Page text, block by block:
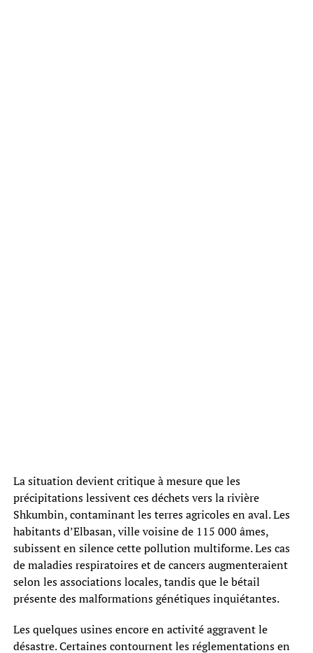
La situation devient critique à mesure que les
précipitations lessivent ces déchets vers la rivière
Shkumbin, contaminant les terres agricoles en aval. Les
habitants d’Elbasan, ville voisine de 115 000 âmes,
subissent en silence cette pollution multiforme. Les cas
de maladies respiratoires et de cancers augmenteraient
selon les associations locales, tandis que le bétail
présente des malformations génétiques inquiétantes.
Les quelques usines encore en activité aggravent le
désastre. Certaines contournent les réglementations en